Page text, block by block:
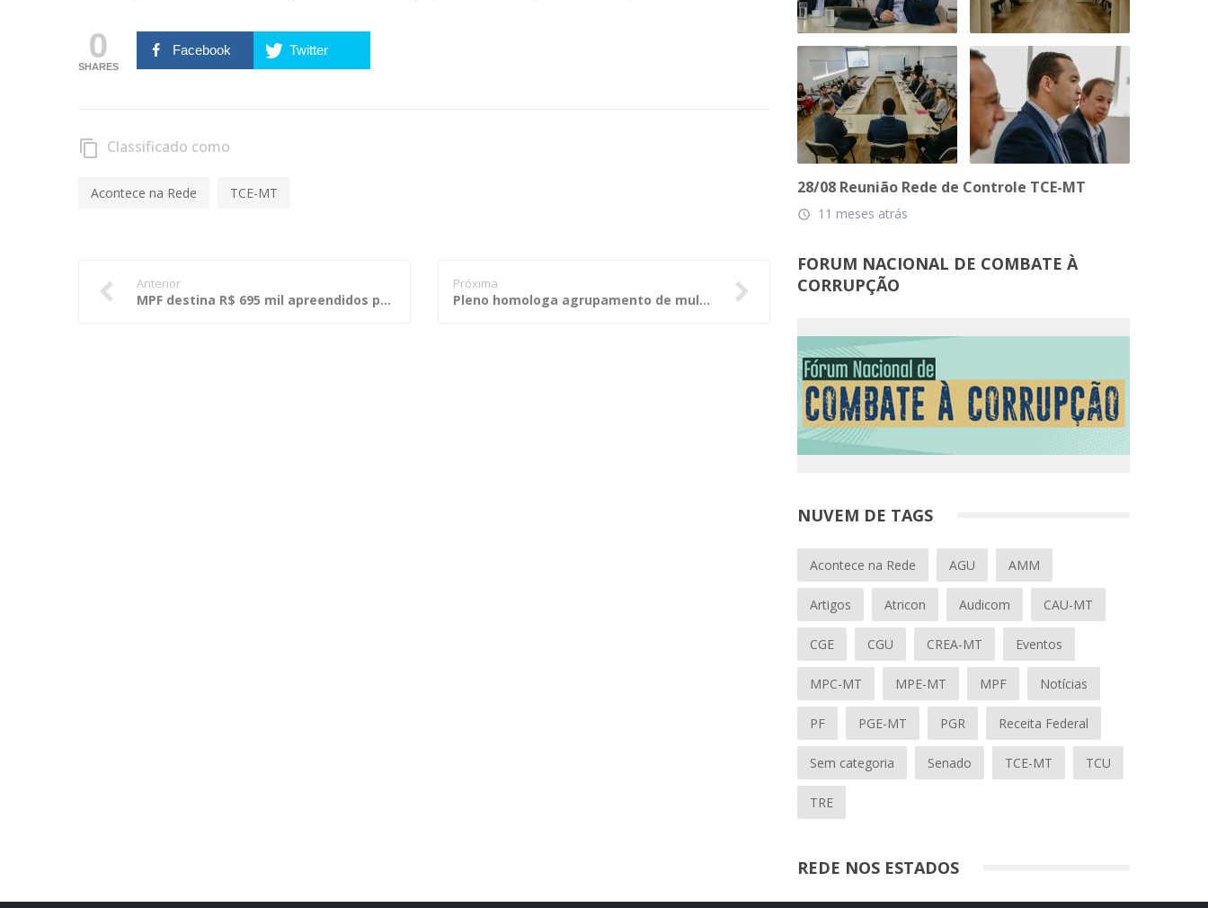
0
SHARES
Facebook Twitter
content_copy Classificado como
Acontece na Rede TCE-MT
Anterior
MPF destina R$ 695 mil apreendidos para reforma de hospital
Próxima
Pleno homologa agrupamento de multas atribuídas a responsáveis por falhas
28/08 Reunião Rede de Controle TCE-MT
access_time 11 meses atrás
FORUM NACIONAL DE COMBATE À
CORRUPÇÃO
NUVEM DE TAGS
Acontece na Rede AGU AMM
Artigos Atricon Audicom CAU-MT
CGE CGU CREA-MT Eventos
MPC-MT MPE-MT MPF Notícias
PF PGE-MT PGR Receita Federal
Sem categoria Senado TCE-MT TCU
TRE
REDE NOS ESTADOS